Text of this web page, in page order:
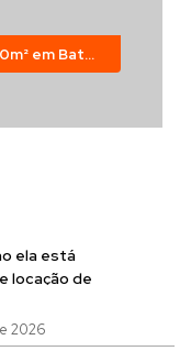
Chácara Documentada com 20.000m² em Bateias – Campo Largo
ela está
locação de
2026